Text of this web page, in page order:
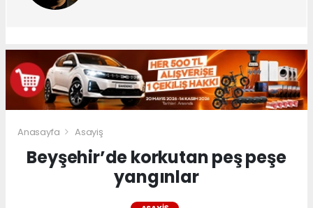
Anasayfa Asayiş
Beyşehir’de korkutan peş peşe
yangınlar